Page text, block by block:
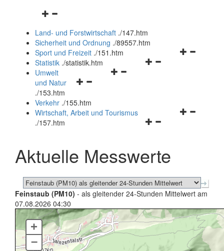
Navigationsmenü
und
schließen
Land- und Forstwirtschaft ./147.htm
Sicherheit und Ordnung ./89557.htm
Navigationsmenü
Sport und Freizeit ./151.htm
Navigationsmenü
Statistik ./statistik.htm
Navigationsmenü
und
schließen
Umwelt
und Natur
./153.htm
Verkehr ./155.htm
Navigationsmenü
schließen
Wirtschaft, Arbeit und Tourismus
./157.htm
Aktuelle Messwerte
Feinstaub (PM10) - als gleitender 24-Stunden Mittelwert am
07.08.2026 04:30
+
–